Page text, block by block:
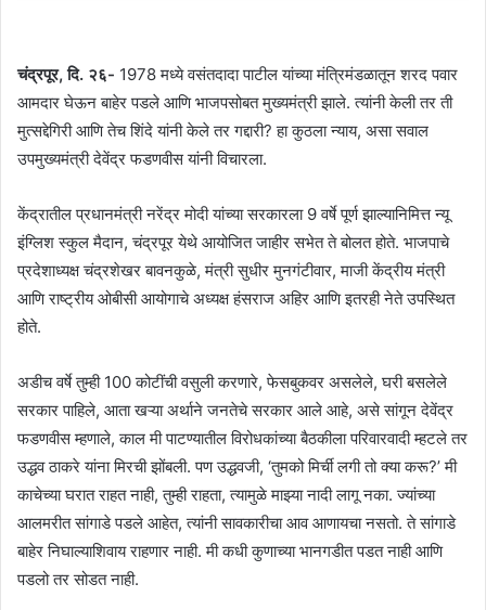
चंद्रपूर, दि. २६- 1978 मध्ये वसंतदादा पाटील यांच्या मंत्रिमंडळातून शरद पवार
आमदार घेऊन बाहेर पडले आणि भाजपसोबत मुख्यमंत्री झाले. त्यांनी केली तर ती
मुत्सद्देगिरी आणि तेच शिंदे यांनी केले तर गद्दारी? हा कुठला न्याय, असा सवाल
उपमुख्यमंत्री देवेंद्र फडणवीस यांनी विचारला.
केंद्रातील प्रधानमंत्री नरेंद्र मोदी यांच्या सरकारला 9 वर्षे पूर्ण झाल्यानिमित्त न्यू
इंग्लिश स्कुल मैदान, चंद्रपूर येथे आयोजित जाहीर सभेत ते बोलत होते. भाजपाचे
प्रदेशाध्यक्ष चंद्रशेखर बावनकुळे, मंत्री सुधीर मुनगंटीवार, माजी केंद्रीय मंत्री
आणि राष्ट्रीय ओबीसी आयोगाचे अध्यक्ष हंसराज अहिर आणि इतरही नेते उपस्थित
होते.
अडीच वर्षे तुम्ही 100 कोटींची वसुली करणारे, फेसबुकवर असलेले, घरी बसलेले
सरकार पाहिले, आता खऱ्या अर्थाने जनतेचे सरकार आले आहे, असे सांगून देवेंद्र
फडणवीस म्हणाले, काल मी पाटण्यातील विरोधकांच्या बैठकीला परिवारवादी म्हटले तर
उद्धव ठाकरे यांना मिरची झोंबली. पण उद्धवजी, ‘तुमको मिर्ची लगी तो क्या करू?’ मी
काचेच्या घरात राहत नाही, तुम्ही राहता, त्यामुळे माझ्या नादी लागू नका. ज्यांच्या
आलमरीत सांगाडे पडले आहेत, त्यांनी सावकारीचा आव आणायचा नसतो. ते सांगाडे
बाहेर निघाल्याशिवाय राहणार नाही. मी कधी कुणाच्या भानगडीत पडत नाही आणि
पडलो तर सोडत नाही.